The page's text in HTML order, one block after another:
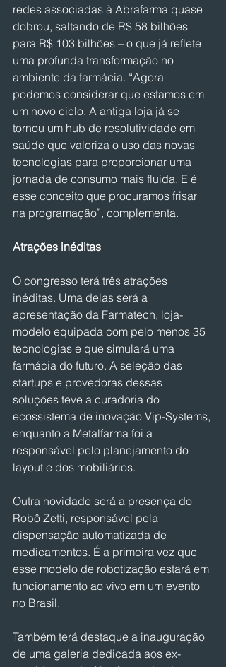
redes associadas à Abrafarma quase
dobrou, saltando de R$ 58 bilhões
para R$ 103 bilhões – o que já reflete
uma profunda transformação no
ambiente da farmácia. “Agora
podemos considerar que estamos em
um novo ciclo. A antiga loja já se
tornou um hub de resolutividade em
saúde que valoriza o uso das novas
tecnologias para proporcionar uma
jornada de consumo mais fluida. E é
esse conceito que procuramos frisar
na programação”, complementa.
Atrações inéditas
O congresso terá três atrações
inéditas. Uma delas será a
apresentação da Farmatech, loja-
modelo equipada com pelo menos 35
tecnologias e que simulará uma
farmácia do futuro. A seleção das
startups e provedoras dessas
soluções teve a curadoria do
ecossistema de inovação Vip-Systems,
enquanto a Metalfarma foi a
responsável pelo planejamento do
layout e dos mobiliários.
Outra novidade será a presença do
Robô Zetti, responsável pela
dispensação automatizada de
medicamentos. É a primeira vez que
esse modelo de robotização estará em
funcionamento ao vivo em um evento
no Brasil.
Também terá destaque a inauguração
de uma galeria dedicada aos ex-